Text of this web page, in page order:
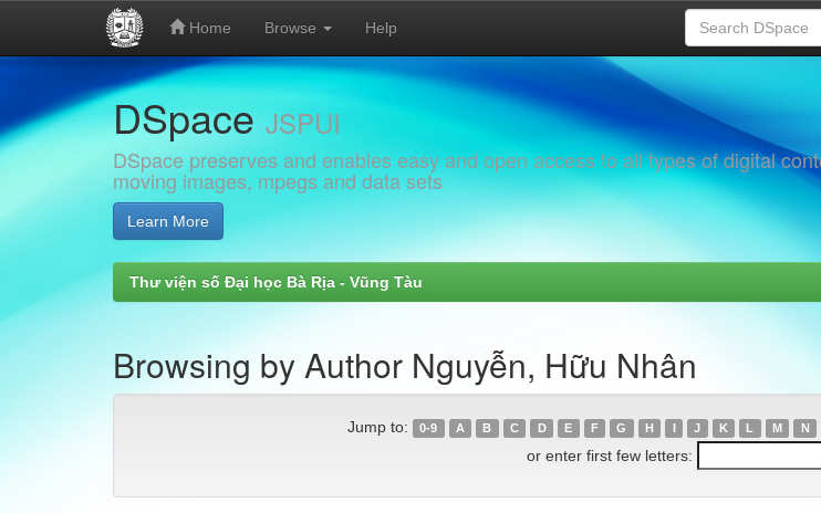
navigation
Home Browse Help
DSpaceJSPUI
DSpace preserves and enables easy and open access to all types of digital
moving images, mpegs and data sets
Learn More
Thư viện số Đại học Bà Rịa - Vũng Tàu
Browsing by Author Nguyễn, Hữu Nhân
Jump to: 0-9 A B C D E F G H I J K L M N
or enter first few letters: